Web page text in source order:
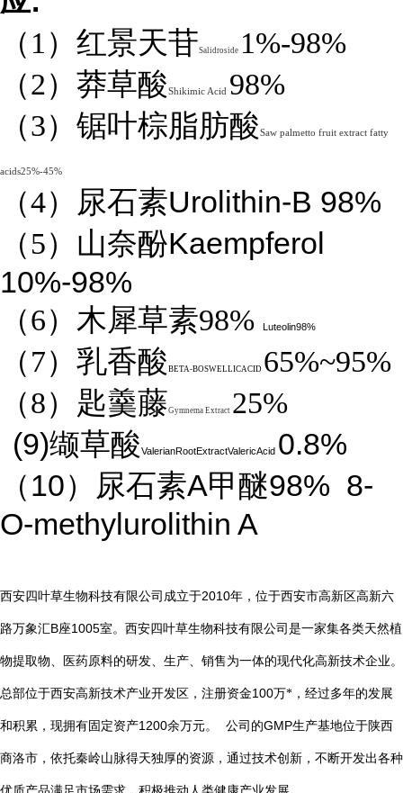
（1）红景天苷Salidroside 1%-98%
（2）莽草酸Shikimic Acid 98%
（3）锯叶棕脂肪酸Saw palmetto fruit extract fatty
acids25%-45%
（4） 尿石素Urolithin-B 98%
（5）山奈酚Kaempferol
10%-98%
（6）木犀草素98% Luteolin98%
（7）乳香酸 BETA-BOSWELLICACID 65%~95%
（8）匙羹藤Gymnema Extract 25%
(9)缬草酸ValerianRootExtractValericAcid 0.8%
（10）尿石素A甲醚98% 8-
O-methylurolithin A
西安四叶草生物科技有限公司成立于2010年，位于西安市高新区高新六
路万象汇B座1005室。西安四叶草生物科技有限公司是一家集各类天然植
物提取物、医药原料的研发、生产、销售为一体的现代化高新技术企业。
总部位于西安高新技术产业开发区，注册资金100万*，经过多年的发展
和积累，现拥有固定资产1200余万元。 公司的GMP生产基地位于陕西
商洛市，依托秦岭山脉得天独厚的资源，通过技术创新，不断开发出各种